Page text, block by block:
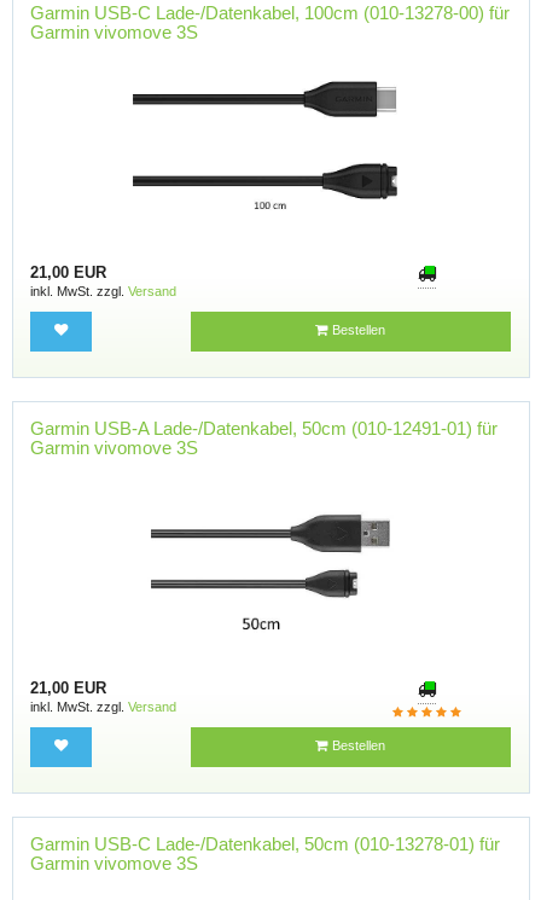
Garmin USB-C Lade-/Datenkabel, 100cm (010-13278-00) für
Garmin vivomove 3S
21,00 EUR
inkl. MwSt. zzgl. Versand
Bestellen
Garmin USB-A Lade-/Datenkabel, 50cm (010-12491-01) für
Garmin vivomove 3S
21,00 EUR
inkl. MwSt. zzgl. Versand
Bestellen
Garmin USB-C Lade-/Datenkabel, 50cm (010-13278-01) für
Garmin vivomove 3S